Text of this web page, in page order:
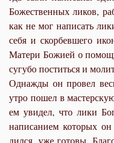
Бо­же­ствен­ных ли­ков,
как не мог на­пи­сать
се­бя и скор­бев­ше­го
Ма­те­ри Бо­жи­ей о
су­гу­бо по­стить­ся и
Од­на­жды он про­вел
утро по­шел в
ем уви­дел, что ли­ки
на­пи­са­ни­ем ко­то­рых
дил­ся, уже го­то­вы.